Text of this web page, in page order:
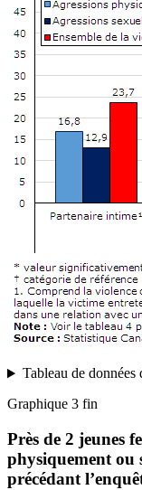
Tableau de données
Graphique 3 fin
Près de 2 jeunes
physiquement ou
précédant